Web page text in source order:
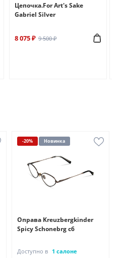
Цепочка.For Art's Sake
Gabriel Silver
8 075 ₽ 9 500 ₽
-20% Новинка
Оправа Kreuzbergkinder
Spicy Schonebrg c6
Доступно в 1 салоне